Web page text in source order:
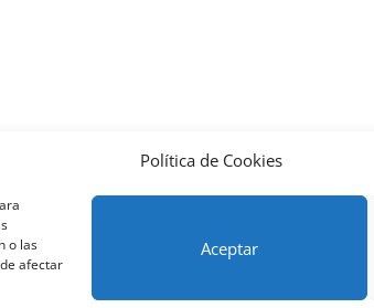
Política de Cookies
o las
afectar
Aceptar
y condiciones – Contrato de matrícula
Política
de pago SEQURA
formación bonificada Formación